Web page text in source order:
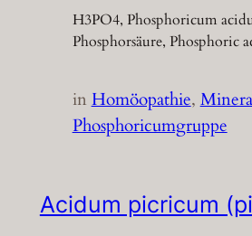
H3PO4, Phosphoricum
Phosphorsäure, Phosphoric
inHomöopathie,
Phosphoricumgruppe
Acidum picricum